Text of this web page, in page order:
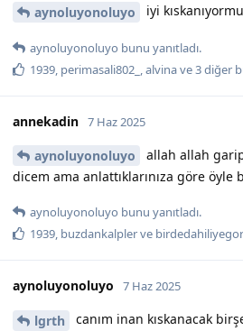
aynoluyonoluyo iyi
aynoluyonoluyo bunu yanıtladı.
1939 perimasali802_ alvinave3diğer
annekadin 7 Haz 2025
aynoluyonoluyo
allah allah
dicem ama anlattıklarınıza göre
aynoluyonoluyo bunu yanıtladı.
1939, buzdankalplerve
aynoluyonoluyo 7 Haz 2025
lgrth
canım inan kıskanacak